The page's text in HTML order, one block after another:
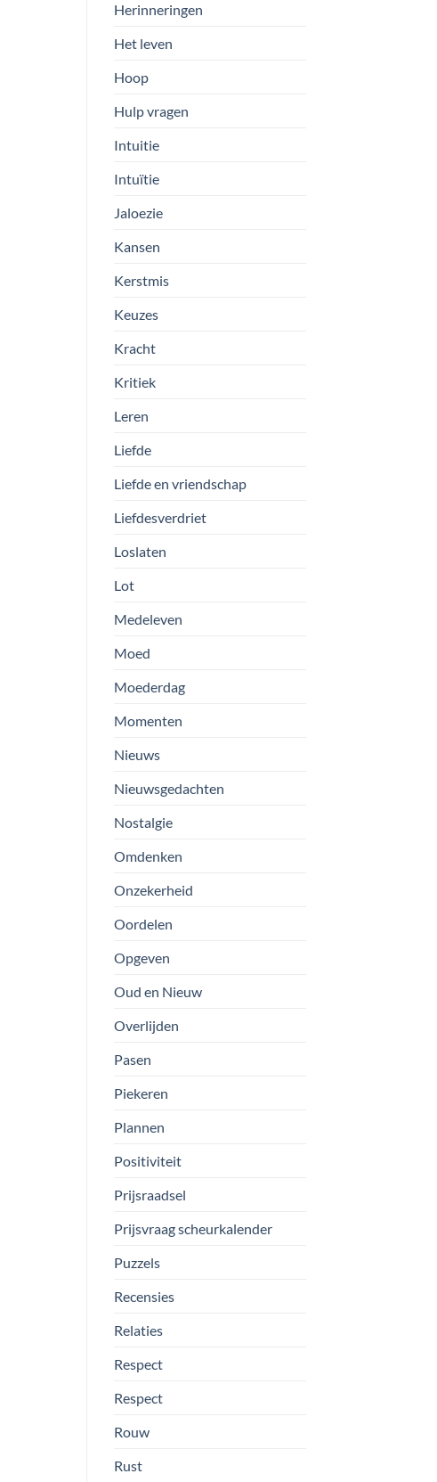
Herinneringen
Het leven
Hoop
Hulp vragen
Intuitie
Intuïtie
Jaloezie
Kansen
Kerstmis
Keuzes
Kracht
Kritiek
Leren
Liefde
Liefde en vriendschap
Liefdesverdriet
Loslaten
Lot
Medeleven
Moed
Moederdag
Momenten
Nieuws
Nieuwsgedachten
Nostalgie
Omdenken
Onzekerheid
Oordelen
Opgeven
Oud en Nieuw
Overlijden
Pasen
Piekeren
Plannen
Positiviteit
Prijsraadsel
Prijsvraag scheurkalender
Puzzels
Recensies
Relaties
Respect
Respect
Rouw
Rust